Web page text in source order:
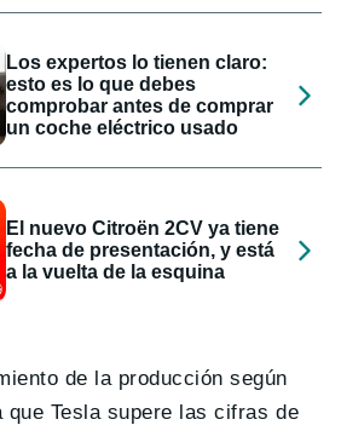
Los expertos lo tienen claro:
esto es lo que debes
comprobar antes de comprar
un coche eléctrico usado
El nuevo Citroën 2CV ya tiene
fecha de presentación, y está
a la vuelta de la esquina
de la producción según
Tesla supere las cifras de